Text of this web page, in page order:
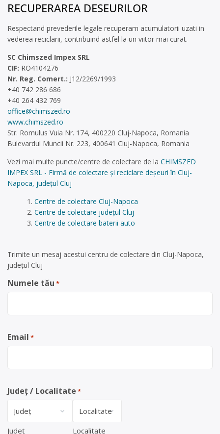
RECUPERAREA DESEURILOR
Respectand prevederile legale recuperam acumulatorii uzati in
vederea reciclarii, contribuind astfel la un viitor mai curat.
SC Chimszed Impex SRL
CIF: RO4104276
Nr. Reg. Comert.: J12/2269/1993
+40 742 286 686
+40 264 432 769
office@chimszed.ro
www.chimszed.ro
Str. Romulus Vuia Nr. 174, 400220 Cluj-Napoca, Romania
Bulevardul Muncii Nr. 223, 400641 Cluj-Napoca, Romania
Vezi mai multe puncte/centre de colectare de la CHIMSZED
IMPEX SRL - Firmă de colectare și reciclare deșeuri în Cluj-
Napoca, județul Cluj
Centre de colectare Cluj-Napoca
Centre de colectare județul Cluj
Centre de colectare baterii auto
Trimite un mesaj acestui centru de colectare din Cluj-Napoca,
județul Cluj
Numele tău *
Email *
Județ / Localitate *
Județ Localitate